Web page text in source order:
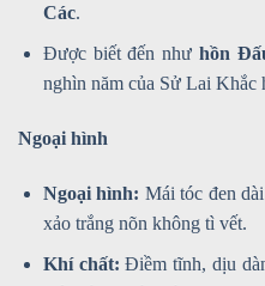
Các.
Được biết đến như hồn
nghìn năm của Sử Lai Khắc
Ngoại hình
Ngoại hình: Mái tóc đen
xảo trắng nõn không tì vết.
Khí chất: Điềm tĩnh, dịu